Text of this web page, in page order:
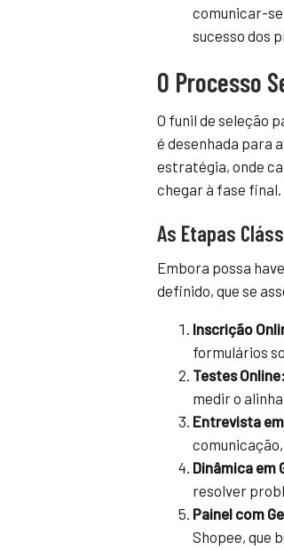
comunicar-
sucesso dos
O Processo
O funil de seleção
é desenhada para
estratégia, onde
chegar à fase final.
As Etapas
Embora possa
definido, que se
Inscrição
formulários
Testes Online:
medir o
Entrevista
Dinâmica em
resolver
Painel com
Shopee, que